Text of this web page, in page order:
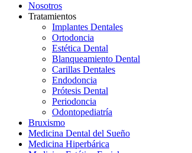
Nosotros
Tratamientos
Implantes Dentales
Ortodoncia
Estética Dental
Blanqueamiento Dental
Carillas Dentales
Endodoncia
Prótesis Dental
Periodoncia
Odontopediatría
Bruxismo
Medicina Dental del Sueño
Medicina Hiperbárica